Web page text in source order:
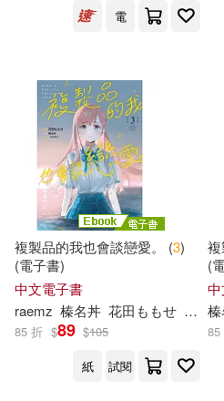
台灣角川(4)
配送方式 (可複選)
可超商取貨(2) 可
可港澳店取(2)
可新加坡店取(2)
電
複製品的我也會談戀愛。 (3)
(電子書)
中文電子書
raemz 榛名丼 花田ももせ 簡于恒
85 折 $89 $105
紙
試閱
(
85